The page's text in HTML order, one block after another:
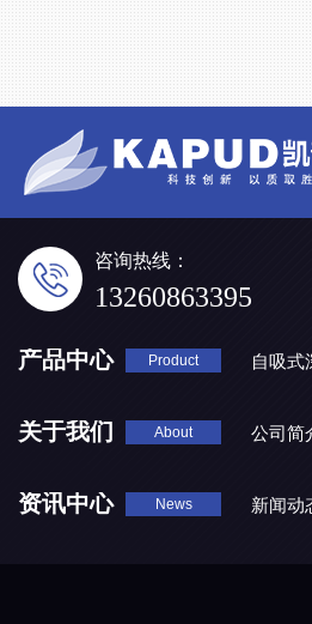
咨询热线：
13260863395
产品中心 Product
自吸式
关于我们 About 公司简
资讯中心 News 新闻动